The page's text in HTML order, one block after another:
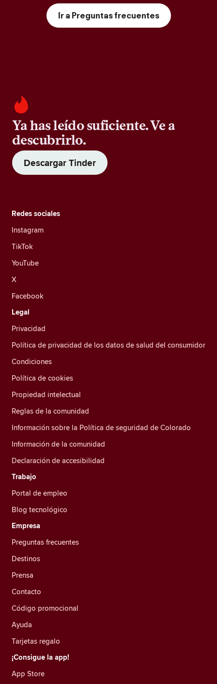
Ir a Preguntas frecuentes
Ya has leído suficiente. Ve a
descubrirlo.
Descargar Tinder
Redes sociales
Instagram
TikTok
YouTube
X
Facebook
Legal
Privacidad
Política de privacidad de los datos de salud del consumidor
Condiciones
Política de cookies
Propiedad intelectual
Reglas de la comunidad
Información sobre la Política de seguridad de Colorado
Información de la comunidad
Declaración de accesibilidad
Trabajo
Portal de empleo
Blog tecnológico
Empresa
Preguntas frecuentes
Destinos
Prensa
Contacto
Código promocional
Ayuda
Tarjetas regalo
¡Consigue la app!
App Store